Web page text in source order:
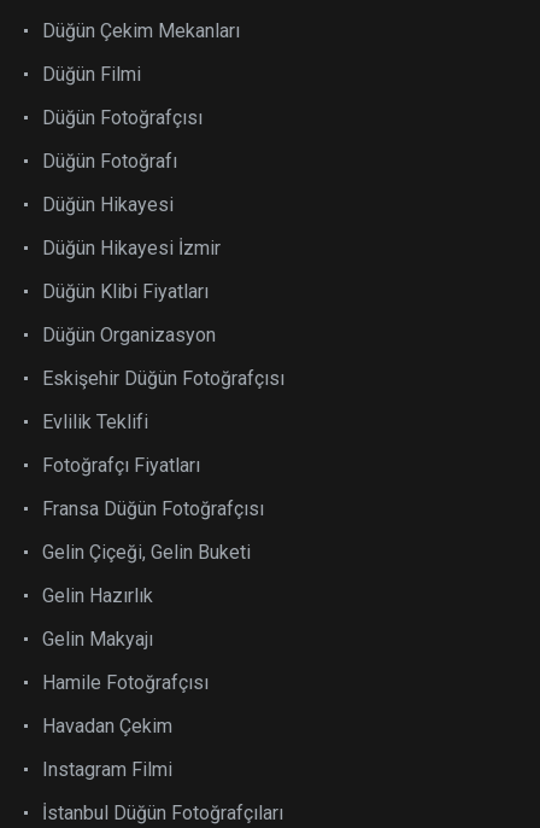
Düğün Çekim Mekanları
Düğün Filmi
Düğün Fotoğrafçısı
Düğün Fotoğrafı
Düğün Hikayesi
Düğün Hikayesi İzmir
Düğün Klibi Fiyatları
Düğün Organizasyon
Eskişehir Düğün Fotoğrafçısı
Evlilik Teklifi
Fotoğrafçı Fiyatları
Fransa Düğün Fotoğrafçısı
Gelin Çiçeği, Gelin Buketi
Gelin Hazırlık
Gelin Makyajı
Hamile Fotoğrafçısı
Havadan Çekim
Instagram Filmi
İstanbul Düğün Fotoğrafçıları